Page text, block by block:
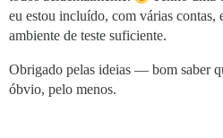
eu estou incluído, com várias contas,
ambiente de teste suficiente.
Obrigado pelas ideias — bom saber
óbvio, pelo menos.